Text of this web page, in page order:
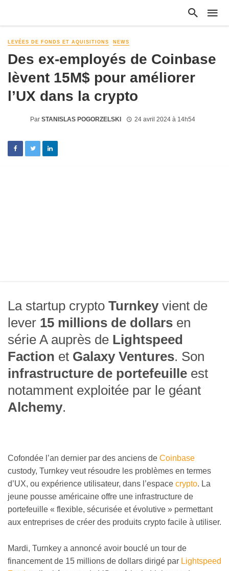
LEVÉES DE FONDS ET AQUISITIONS NEWS
Des ex-employés de Coinbase
lèvent 15M$ pour améliorer
l’UX dans la crypto
Par STANISLAS POGORZELSKI 24 avril 2024 à 14h54
La startup crypto Turnkeyvient de
lever 15 millions de dollars en
série A auprès de Lightspeed
Faction et Galaxy Ventures. Son
infrastructure de portefeuille est
notamment exploitée par le géant
Alchemy.
Cofondée l’an dernier par des anciens de Coinbase
custody, Turnkey veut résoudre les problèmes en termes
d’UX, ou expérience utilisateur, dans l’espace crypto. La
jeune pousse américaine offre une infrastructure de
portefeuille « flexible, sécurisée et évolutive » permettant
aux entreprises de créer des produits crypto facile à utiliser.
Mardi, Turnkey a annoncé avoir bouclé un tour de
financement de 15 millions de dollars dirigé par Lightspeed